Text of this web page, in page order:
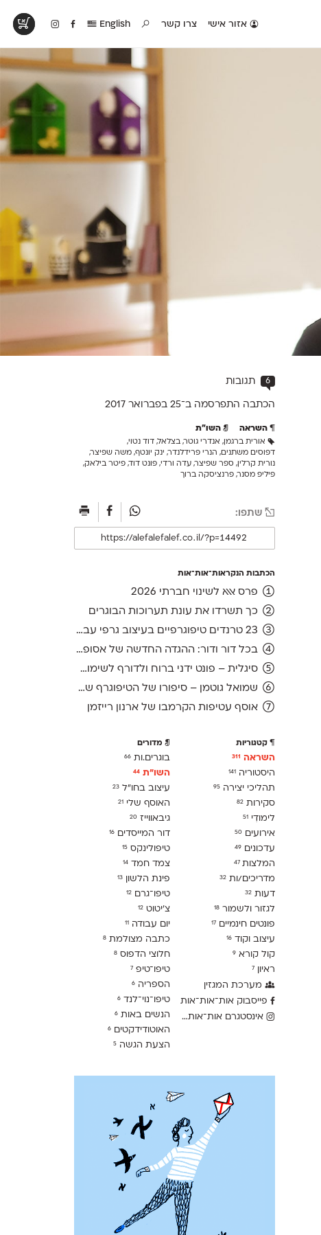
אזור אישי צרו קשר English
טבלת השוואה
טבלה עם כל המאפיינים
של הפונטים שלנו זה
לצד זה
6 תגובות
הכתבה התפרסמה ב־25 ב פברואר 2017
השראה השו״ת
אורית ברגמן , אנדרי גוטר, בצלאל, דוד נטוי,
דפוסים משתנים, הנרי פרידלנדר, ינק יונטף, משה שפיצר,
נורית קרלין , ספר שפיצר, עדה ורדי, פונט דוד, פיטר בילאק,
פיליפ מסנר, פרנציסקה ברוך
שתפו:
הכתבות הנקראות־אות־אות
פרס אאא לשינוי חברתי 2026
כך תשרדו את עונת תערוכות הבוגרים
23 טרנדים טיפוגרפיים בעיצוב גרפי עברי, ועוד אחד לשנה הבאה
בכל דור ודור: ההגדה החדשה של אסופה, מהדורת 2026
סיגלית – פונט ידני ברוח ולדורף לשימוש חופשי
שמואל גוטמן – סיפורו של הטיפוגרף שמאחורי גופני מיקרוסופט, כפי שנחשף בארכיון של נינתו
אוסף עטיפות הקרמבו של ארנון רייזמן
קטגוריות
השראה 311
היסטוריה 141
תהליכי יצירה 95
סקירות 82
לימודִי 51
אירועים 50
עדכונים 49
המלצות47
מדריכים/ות 32
דעות 32
לגזור ולשמור 18
פונטים חינמיים 17
עיצוב וקוד 16
קול קורא 9
ראיון 7
מערכת המגזין
פייסבוק אות־אות־אות
אינסטגרם אות־אות־אות
מדורים
בוגרים.ות 66
השו״ת 44
עיצוב בחו"ל 23
האוסף שלי 21
גיבאווייז 20
דור המייסדים 16
טיפולינקס 15
צמד חמד 14
פינת הלשון 13
טיפו־גרם 12
צ׳יטוט 12
יום עבודה 11
כתבה מצולמת 8
חלוצי הדפוס 8
טיפו־טיפ 7
הספריה 6
טיפו־נוי־לנד 6
הנשים באות 6
האוטודידקטים 6
הצעת הגשה 5